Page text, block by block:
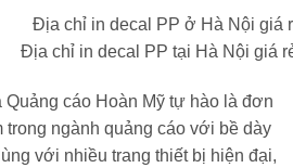
Địa chỉ in decal PP tại Hà Nội giá
Quảng cáo Hoàn Mỹ tự hào là đơn
trong ngành quảng cáo với bề dày
với nhiều trang thiết bị hiện đại,